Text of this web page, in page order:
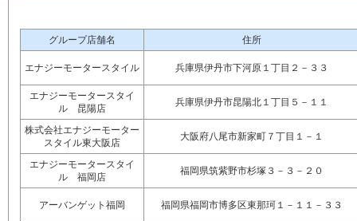
グループ店舗名 住所
エナジーモータースタイル 兵庫県伊丹市下河原１丁目２－３３
エナジーモータースタイ
ル 昆陽店
兵庫県伊丹市昆陽北１丁目５－１１
株式会社エナジーモーター
スタイル東大阪店
大阪府八尾市新家町７丁目１－１
エナジーモータースタイ
ル 福岡店
福岡県筑紫野市杉塚３－３－２０
アーバンゲット福岡 福岡県福岡市博多区東那珂１－１１－３３